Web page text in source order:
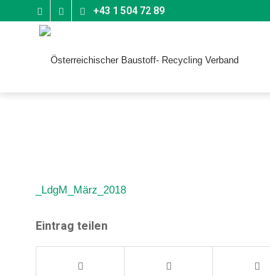
+43 1 504 72 89
_LdgM_März_2018
Eintrag teilen